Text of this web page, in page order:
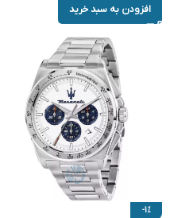
افزودن به سبد خرید
-1%